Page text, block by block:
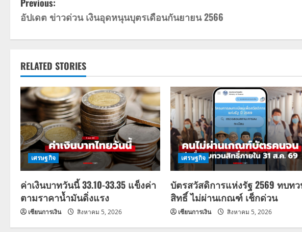
P
o
t
n
a
v
i
g
a
t
Previous:
อัปเดต ข่าวด่วน เงินอุดหนุนบุตรเดือนกันยายน 2566
RELATED STORIES
เศรษฐกิจ
ค่าเงินบาทวันนี้ 33.10-33.35 แข็งค่า
ตามราคาน้ำมันดิ่งแรง
เซียนการเงิน สิงหาคม 5, 2026
เศรษฐกิจ
บัตรสวัสดิการแห่งรัฐ 2569 ทบท
สิทธิ์ ไม่ผ่านเกณฑ์ เช็กด่วน
เซียนการเงิน สิงหาคม 5, 2026